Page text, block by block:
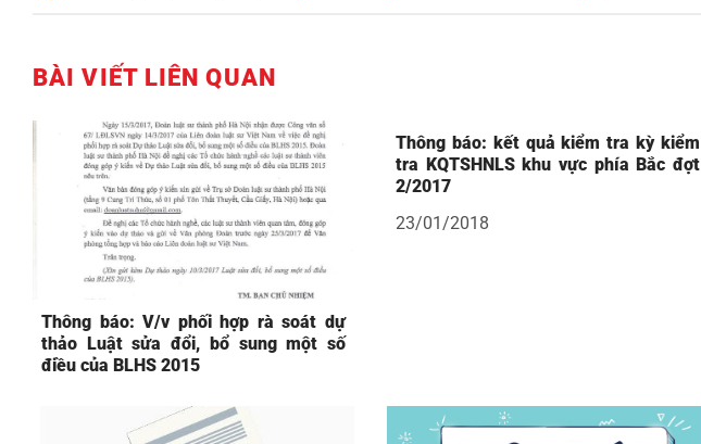
BÀI VIẾT LIÊN QUAN
Thông báo: V/v phối hợp rà soát dự
thảo Luật sửa đổi, bổ sung một số
điều của BLHS 2015
Thông báo: kết quả kiểm tra kỳ kiểm
tra KQTSHNLS khu vực phía Bắc đợt
2/2017
23/01/2018